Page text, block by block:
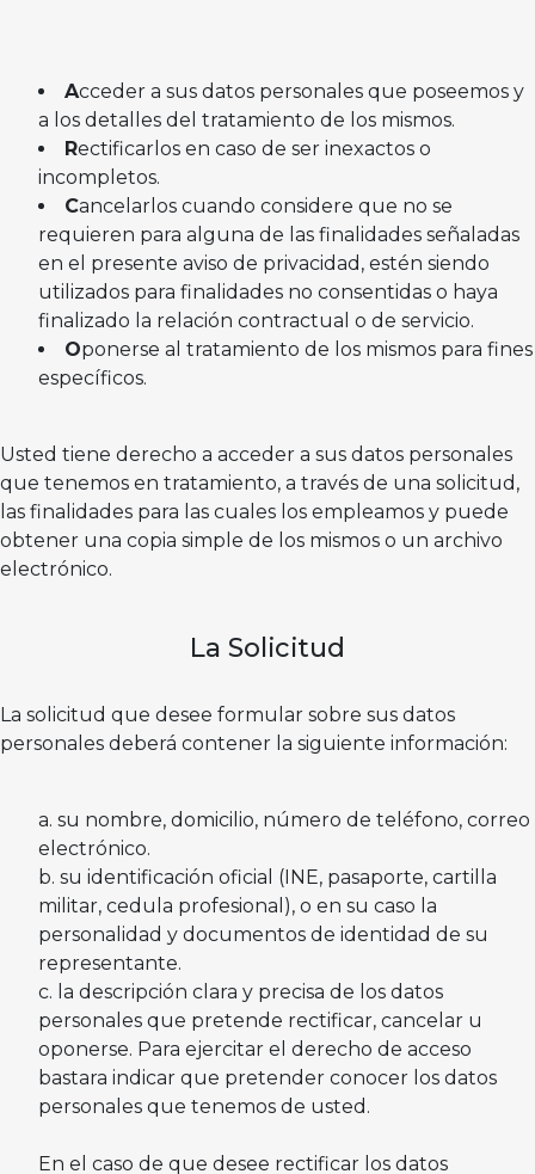
Acceder a sus datos personales que poseemos y
a los detalles del tratamiento de los mismos.
Rectificarlos en caso de ser inexactos o
incompletos.
Cancelarlos cuando considere que no se
requieren para alguna de las finalidades señaladas
en el presente aviso de privacidad, estén siendo
utilizados para finalidades no consentidas o haya
finalizado la relación contractual o de servicio.
Oponerse al tratamiento de los mismos para fines
específicos.
Usted tiene derecho a acceder a sus datos personales
que tenemos en tratamiento, a través de una solicitud,
las finalidades para las cuales los empleamos y puede
obtener una copia simple de los mismos o un archivo
electrónico.
La Solicitud
La solicitud que desee formular sobre sus datos
personales deberá contener la siguiente información:
su nombre, domicilio, número de teléfono, correo
electrónico.
su identificación oficial (INE, pasaporte, cartilla
militar, cedula profesional), o en su caso la
personalidad y documentos de identidad de su
representante.
la descripción clara y precisa de los datos
personales que pretende rectificar, cancelar u
oponerse. Para ejercitar el derecho de acceso
bastara indicar que pretender conocer los datos
personales que tenemos de usted.
En el caso de que desee rectificar los datos